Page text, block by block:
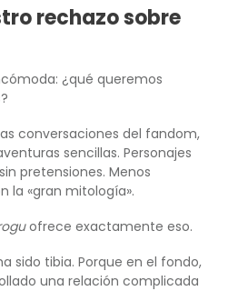
rechazo sobre
¿qué queremos
conversaciones del fandom,
sencillas. Personajes
pretensiones. Menos
la «gran mitología».
ofrece exactamente eso.
sido tibia. Porque en el fondo,
una relación complicada